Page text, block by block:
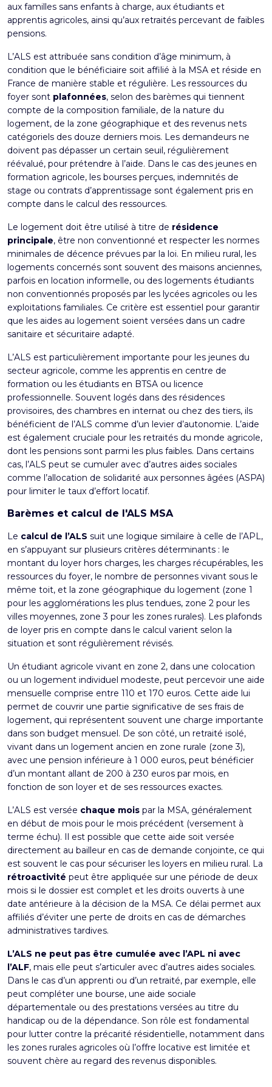
aux familles sans enfants à charge, aux étudiants et
apprentis agricoles, ainsi qu’aux retraités percevant de faibles
pensions.
L’ALS est attribuée sans condition d’âge minimum, à
condition que le bénéficiaire soit affilié à la MSA et réside en
France de manière stable et régulière. Les ressources du
foyer sont plafonnées, selon des barèmes qui tiennent
compte de la composition familiale, de la nature du
logement, de la zone géographique et des revenus nets
catégoriels des douze derniers mois. Les demandeurs ne
doivent pas dépasser un certain seuil, régulièrement
réévalué, pour prétendre à l’aide. Dans le cas des jeunes en
formation agricole, les bourses perçues, indemnités de
stage ou contrats d’apprentissage sont également pris en
compte dans le calcul des ressources.
Le logement doit être utilisé à titre de résidence
principale, être non conventionné et respecter les normes
minimales de décence prévues par la loi. En milieu rural, les
logements concernés sont souvent des maisons anciennes,
parfois en location informelle, ou des logements étudiants
non conventionnés proposés par les lycées agricoles ou les
exploitations familiales. Ce critère est essentiel pour garantir
que les aides au logement soient versées dans un cadre
sanitaire et sécuritaire adapté.
L’ALS est particulièrement importante pour les jeunes du
secteur agricole, comme les apprentis en centre de
formation ou les étudiants en BTSA ou licence
professionnelle. Souvent logés dans des résidences
provisoires, des chambres en internat ou chez des tiers, ils
bénéficient de l’ALS comme d’un levier d’autonomie. L’aide
est également cruciale pour les retraités du monde agricole,
dont les pensions sont parmi les plus faibles. Dans certains
cas, l’ALS peut se cumuler avec d’autres aides sociales
comme l’allocation de solidarité aux personnes âgées (ASPA)
pour limiter le taux d’effort locatif.
Barèmes et calcul de l'ALS MSA
Le calcul de l’ALS suit une logique similaire à celle de l’APL,
en s’appuyant sur plusieurs critères déterminants : le
montant du loyer hors charges, les charges récupérables, les
ressources du foyer, le nombre de personnes vivant sous le
même toit, et la zone géographique du logement (zone 1
pour les agglomérations les plus tendues, zone 2 pour les
villes moyennes, zone 3 pour les zones rurales). Les plafonds
de loyer pris en compte dans le calcul varient selon la
situation et sont régulièrement révisés.
Un étudiant agricole vivant en zone 2, dans une colocation
ou un logement individuel modeste, peut percevoir une aide
mensuelle comprise entre 110 et 170 euros. Cette aide lui
permet de couvrir une partie significative de ses frais de
logement, qui représentent souvent une charge importante
dans son budget mensuel. De son côté, un retraité isolé,
vivant dans un logement ancien en zone rurale (zone 3),
avec une pension inférieure à 1 000 euros, peut bénéficier
d’un montant allant de 200 à 230 euros par mois, en
fonction de son loyer et de ses ressources exactes.
L’ALS est versée chaque mois par la MSA, généralement
en début de mois pour le mois précédent (versement à
terme échu). Il est possible que cette aide soit versée
directement au bailleur en cas de demande conjointe, ce qui
est souvent le cas pour sécuriser les loyers en milieu rural. La
rétroactivité peut être appliquée sur une période de deux
mois si le dossier est complet et les droits ouverts à une
date antérieure à la décision de la MSA. Ce délai permet aux
affiliés d’éviter une perte de droits en cas de démarches
administratives tardives.
L’ALS ne peut pas être cumulée avec l’APL ni avec
l’ALF, mais elle peut s’articuler avec d’autres aides sociales.
Dans le cas d’un apprenti ou d’un retraité, par exemple, elle
peut compléter une bourse, une aide sociale
départementale ou des prestations versées au titre du
handicap ou de la dépendance. Son rôle est fondamental
pour lutter contre la précarité résidentielle, notamment dans
les zones rurales agricoles où l’offre locative est limitée et
souvent chère au regard des revenus disponibles.